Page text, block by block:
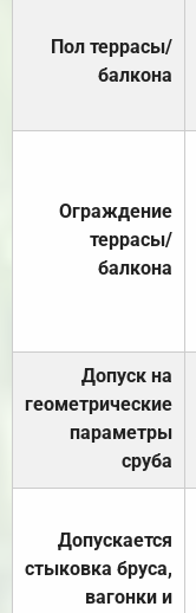
Пол террасы/
балкона
Ограждение
террасы/
балкона
Допуск на
геометрические
параметры
сруба
Допускается
стыковка бруса,
вагонки и